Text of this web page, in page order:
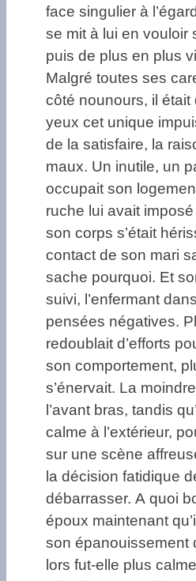
face singulier à
se mit à lui en vouloir
puis de plus en plus
Malgré toutes ses
côté nounours, il était
yeux cet unique
de la satisfaire, la
maux. Un inutile, un
occupait son
ruche lui avait
son corps s’était
contact de son mari
sache pourquoi. Et
suivi, l’enfermant
pensées négatives.
redoublait d’efforts
son comportement,
s’énervait. La
l’avant bras, tandis
calme à l’extérieur,
sur une scène
la décision fatidique
débarrasser. A quoi
époux maintenant
son épanouissement
lors fut-elle plus